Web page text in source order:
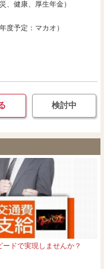
、健康、厚生年金）
度予定：マカオ）
検討中
ドで実現しませんか？